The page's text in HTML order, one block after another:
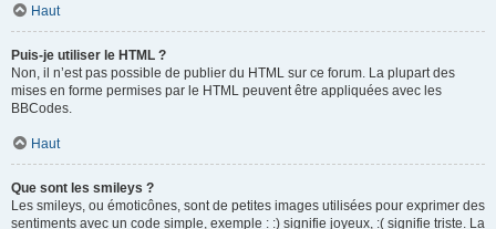
Haut
Puis-je utiliser le HTML ?
Non, il n’est pas possible de publier du HTML sur ce forum. La plupart des
mises en forme permises par le HTML peuvent être appliquées avec les
BBCodes.
Haut
Que sont les smileys ?
Les smileys, ou émoticônes, sont de petites images utilisées pour exprimer des
sentiments avec un code simple, exemple : :) signifie joyeux, :( signifie triste. La